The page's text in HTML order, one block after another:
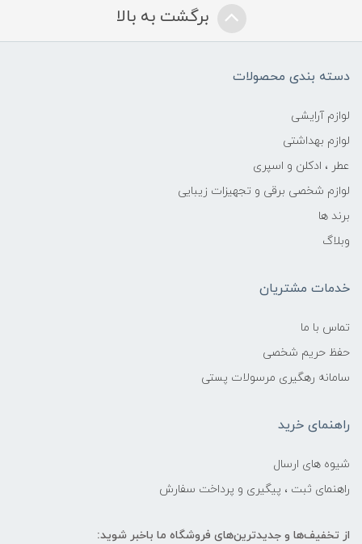
برگشت به بالا
دسته بندی محصولات
لوازم آرایشی
لوازم بهداشتی
عطر ، ادکلن و اسپری
لوازم شخصی برقی و تجهیزات زیبایی
برند ها
وبلاگ
خدمات مشتریان
تماس با ما
حفظ حریم شخصی
سامانه رهگیری مرسولات پستی
راهنمای خرید
شیوه های ارسال
راهنمای ثبت ، پیگیری و پرداخت سفارش
از تخفیف‌ها و جدیدترین‌های فروشگاه ما باخبر شوید: